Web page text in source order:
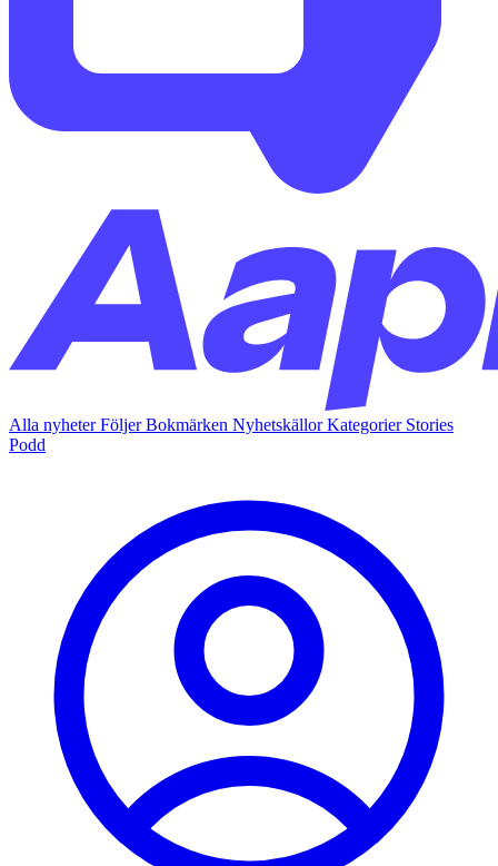
Alla nyheterFöljerBokmärken NyhetskällorKategorier Stories
Podd